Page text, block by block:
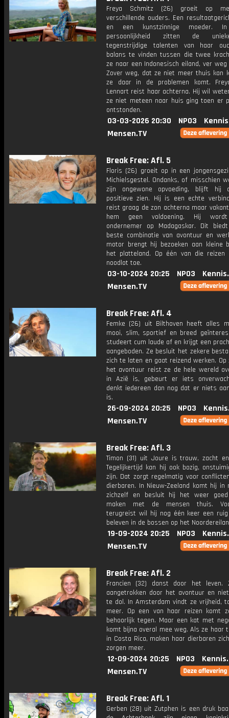
Freya Schmitz (26) groeit op
verschillende ouders. Een
en een kunstzinnige moeder. In
persoonlijkheid zitten de
tegenstrijdige talenten van haar
balans te vinden tussen die twee
ze naar een Indonesisch eiland, ver weg
Zover weg, dat ze niet meer thuis kan
ze daar in de problemen komt.
Lennart reist haar achterna. Hij wil
ze niet meteen naar huis ging toen er
ontstonden.
03-03-2026 20:30 NPO3
Mensen.TV
Break Free: Afl. 5
Floris (26) groeit op in een
Michielsgestel. Ondanks, of misschien
zijn ongewone opvoeding, blijft hij
positieve zien. Hij is een echte
reist graag de zon achterna maar
hem geen voldoening. Hij
ondernemer op Madagaskar. Dit
beste combinatie van avontuur en
motor brengt hij bezoeken aan kleine
het platteland. Op één van die
noodlot toe.
03-10-2024 20:25 NPO3
Mensen.TV
Break Free: Afl. 4
Femke (26) uit Bilthoven heeft alles
mooi, slim, sportief en breed
studeert cum laude af en krijgt een
aangeboden. Ze besluit het zekere
zich te laten en gaat reizend werken. Op
het avontuur reist ze de hele wereld
in Azië is, gebeurt er iets
denkt iedereen dan nog dat er niets
is.
26-09-2024 20:25 NPO3
Mensen.TV
Break Free: Afl. 3
Timon (31) uit Joure is trouw, zacht
Tegelijkertijd kan hij ook bozig,
zijn. Dat zorgt regelmatig voor
dierbaren. In Nieuw-Zeeland komt hij in
zichzelf en besluit hij het weer
maken met de mensen thuis.
terugreist wil hij nog één keer een
beleven in de bossen op het
19-09-2024 20:25 NPO3
Mensen.TV
Break Free: Afl. 2
Francien (32) danst door het leven.
aangetrokken door het avontuur en
te dol. In Amsterdam vindt ze vrijheid,
meer. Op een van haar reizen komt
behoorlijk tegen. Maar een kat met
komt bijna overal mee weg. Als ze haar
in Costa Rica, maken haar dierbaren
zorgen meer.
12-09-2024 20:25 NPO3
Mensen.TV
Break Free: Afl. 1
Gerben (28) uit Zutphen is een druk